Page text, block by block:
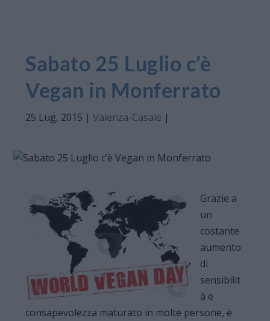
Sabato 25 Luglio c’è
Vegan in Monferrato
25 Lug, 2015 |Valenza-Casale |
Grazie a
un
costante
aumento
di
sensibilit
à e
consapevolezza maturato in molte persone, è